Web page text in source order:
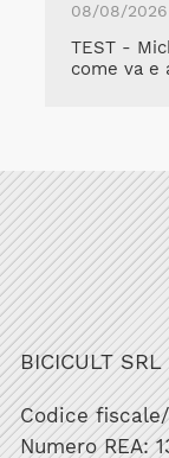
08/08/2026
TEST -
come va e
BICICULT SRL
Codice
Numero REA: